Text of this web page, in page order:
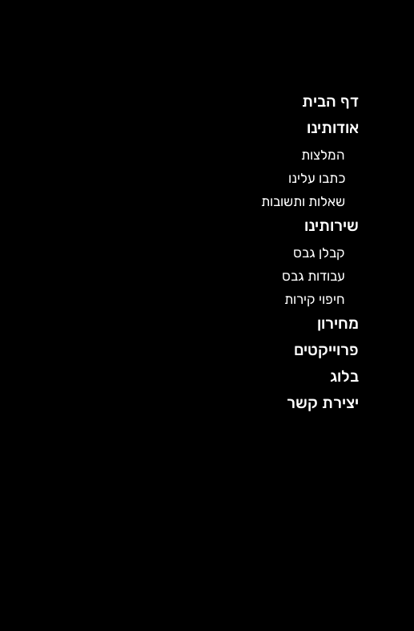
דף הבית
אודותינו
המלצות
כתבו עלינו
שאלות ותשובות
שירותינו
קבלן גבס
עבודות גבס
חיפוי קירות
מחירון
פרוייקטים
בלוג
יצירת קשר